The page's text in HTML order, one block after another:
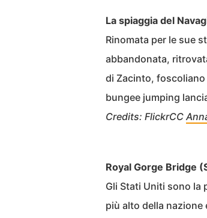
La spiaggia del
Rinomata per le sue
abbandonata,
di Zacinto, foscoliano
bungee jumping
Credits: FlickrCC
Royal Gorge Bridge
Gli Stati Uniti sono la
più alto della nazione